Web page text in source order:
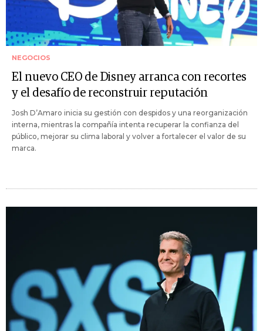
NEGOCIOS
El nuevo CEO de Disney arranca con recortes
y el desafío de reconstruir reputación
Josh D’Amaro inicia su gestión con despidos y una reorganización
interna, mientras la compañía intenta recuperar la confianza del
público, mejorar su clima laboral y volver a fortalecer el valor de su
marca.